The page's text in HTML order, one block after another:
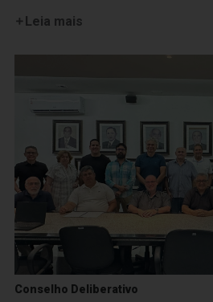
Leia mais
Conselho Deliberativo